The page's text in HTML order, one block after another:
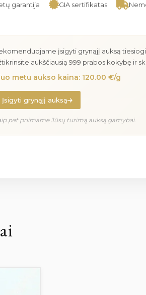
garantija GIA sertifikatas
įsigyti grynąjį auksą
aukščiausią 999 prabos kokybę ir
metu aukso kaina: 120.00 €/g
Įsigyti grynąjį auksą
pat priimame Jūsų turimą auksą gamybai.